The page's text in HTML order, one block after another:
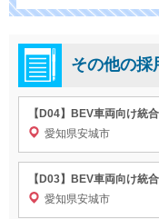
その他の採
【D04】BEV車両向け統
愛知県安城市
【D03】BEV車両向け統
愛知県安城市